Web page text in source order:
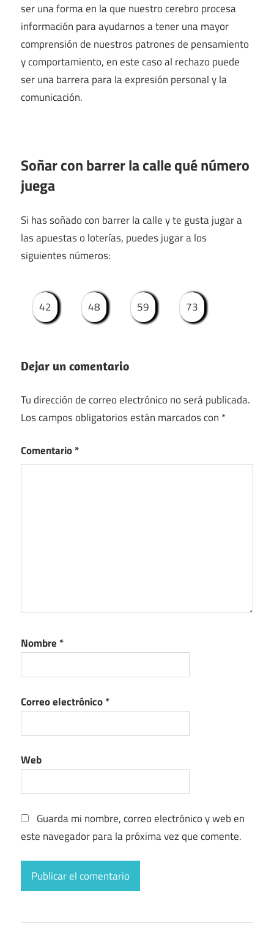
ser una forma en la que nuestro cerebro procesa
información para ayudarnos a tener una mayor
comprensión de nuestros patrones de pensamiento
y comportamiento, en este caso al rechazo puede
ser una barrera para la expresión personal y la
comunicación.
Soñar con barrer la calle qué número
juega
Si has soñado con barrer la calle y te gusta jugar a
las apuestas o loterías, puedes jugar a los
siguientes números:
42 48 59 73
Dejar un comentario
Tu dirección de correo electrónico no será publicada.
Los campos obligatorios están marcados con *
Comentario*
Nombre *
Correo electrónico*
Web
Guarda mi nombre, correo electrónico y web en
este navegador para la próxima vez que comente.